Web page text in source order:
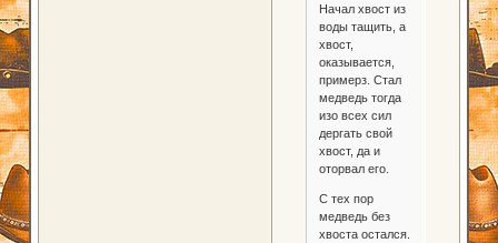
Начал хвост из
воды тащить, а
хвост,
оказывается,
примерз. Стал
медведь тогда
изо всех сил
дергать свой
хвост, да и
оторвал его.
С тех пор
медведь без
хвоста остался.